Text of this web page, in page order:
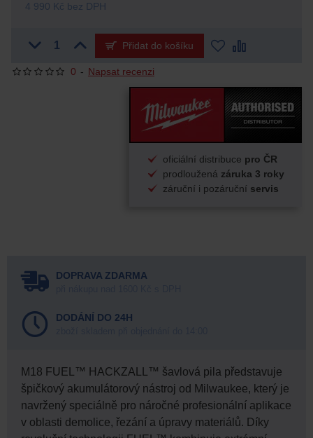
0 - Napsat recenzi
4 990 Kč bez DPH
Přidat do košíku
oficiální distribuce pro ČR
prodloužená záruka 3 roky
záruční i pozáruční servis
DOPRAVA ZDARMA
DODÁNÍ DO 24H
M18 FUEL™ HACKZALL™ šavlová pila představuje
špičkový akumulátorový nástroj od Milwaukee, který je
navržený speciálně pro náročné profesionální aplikace
v oblasti demolice, řezání a úpravy materiálů. Díky